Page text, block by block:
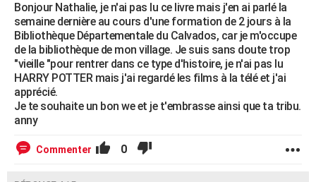
Bonjour Nathalie, je n'ai pas lu ce livre mais j'en ai parlé la
semaine dernière au cours d'une formation de 2 jours à la
Bibliothèque Départementale du Calvados, car je m'occupe
de la bibliothèque de mon village. Je suis sans doute trop
"vieille "pour rentrer dans ce type d'histoire, je n'ai pas lu
HARRY POTTER mais j'ai regardé les films à la télé et j'ai
apprécié.
Je te souhaite un bon we et je t'embrasse ainsi que ta tribu.
anny
Commenter 0